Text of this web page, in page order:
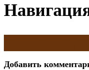
Добавить